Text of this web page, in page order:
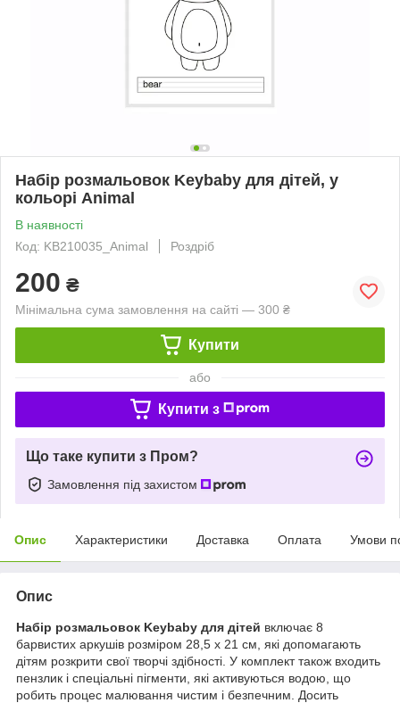
Набір розмальовок Keybaby для дітей, у
кольорі Animal
В наявності
Код: KB210035_Animal
Роздріб
200 ₴
Мінімальна сума замовлення на сайті — 300 ₴
Купити
або
Купити з
Що таке купити з Пром?
Замовлення під захистом
Опис Характеристики Доставка Оплата Умови
Опис
Набір розмальовок Keybaby для дітей включає 8
барвистих аркушів розміром 28,5 х 21 см, які допомагають
дітям розкрити свої творчі здібності. У комплект також входить
пензлик і спеціальні пігменти, які активуються водою, що
робить процес малювання чистим і безпечним. Досить